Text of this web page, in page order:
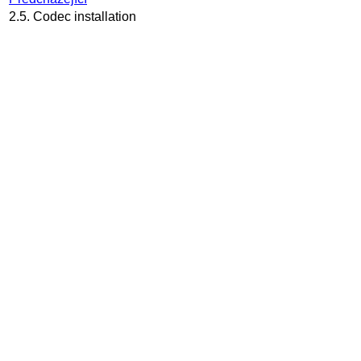
2.5. Codec installation